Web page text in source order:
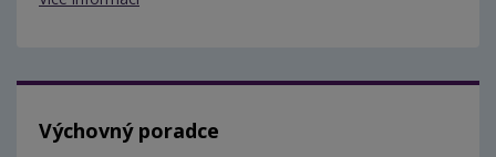
Výchovný poradce